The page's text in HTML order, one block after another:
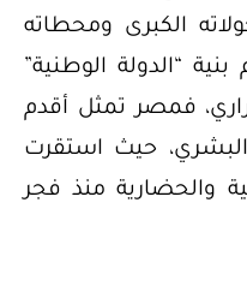
الكبرى ومحطاته
“الدولة الوطنية”
فمصر تمثل أقدم
البشري، حيث استقرت
والحضارية منذ فجر